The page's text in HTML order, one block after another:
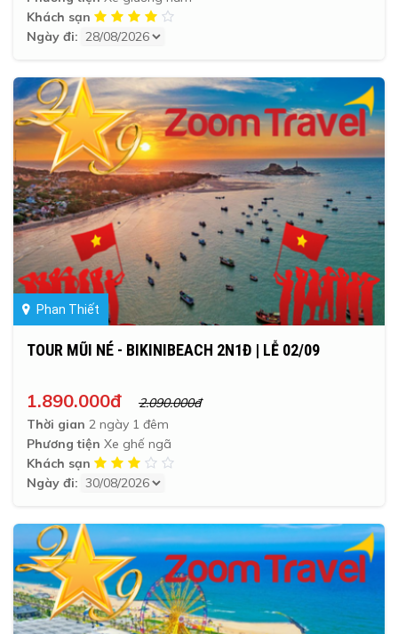
Khách sạn
Ngày đi:
Phan Thiết
TOUR MŨI NÉ - BIKINIBEACH 2N1Đ | LỄ 02/09
1.890.000đ
2.090.000đ
Thời gian 2 ngày 1 đêm
Phương tiện Xe ghế ngã
Khách sạn
Ngày đi: